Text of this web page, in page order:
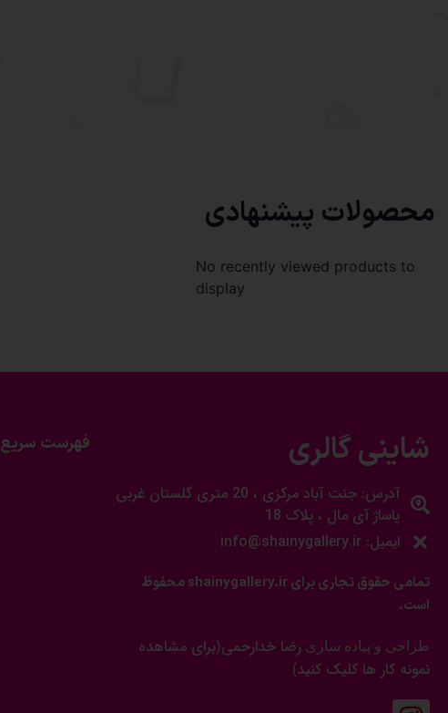
محصولات پیشنهادی
No recently viewed products to
display
شاینی گالری
آدرس: جنت آباد مرکزی ، 20 متری گلستان غربی
پاساژ آی مال ، پلاک 18
ایمیل: info@shainygallery.ir
تمامی حقوق تجاری برای shainygallery.ir محفوظ
است.
طراحی و پیاده سازی رضا خدارحمی(برای مشاهده
نمونه کار ها کلیک کنید)
فهرست سریع